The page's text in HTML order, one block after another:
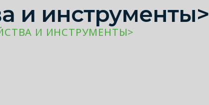
и инструменты>
И ИНСТРУМЕНТЫ>